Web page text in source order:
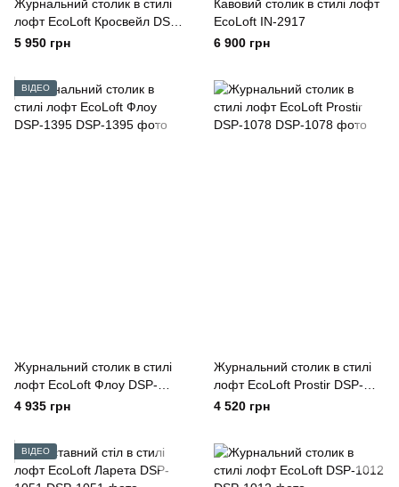
Журнальний столик в стилі
лофт EcoLoft Кросвейл DSP-
1496
5 950 грн
Кавовий столик в стилі лофт
EcoLoft IN-2917
6 900 грн
ВІДЕО
Журнальний столик в стилі
лофт EcoLoft Флоу DSP-
1395
4 935 грн
Журнальний столик в стилі
лофт EcoLoft Prostir DSP-
1078
4 520 грн
ВІДЕО